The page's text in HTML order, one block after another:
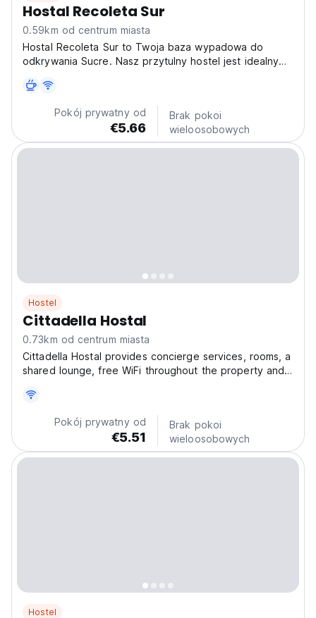
Hostal Recoleta Sur
0.59km od centrum miasta
Hostal Recoleta Sur to Twoja baza wypadowa do
odkrywania Sucre. Nasz przytulny hostel jest idealny
kulturę Boliwii. (Auto-translated from original language)
Pokój prywatny od
€5.66
Brak pokoi
wieloosobowych
Hostel
Cittadella Hostal
0.73km od centrum miasta
Cittadella Hostal provides concierge services, rooms, a
shared lounge, free WiFi throughout the property and
Sucre and with 25 de Mayo Squere 2 minutes from
Cittadella Hostal. Guest rooms at the hostal...
Pokój prywatny od
€5.51
Brak pokoi
wieloosobowych
Hostel